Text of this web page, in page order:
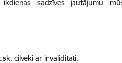
sadzīves jautājumu
cilvēki ar invaliditāti.